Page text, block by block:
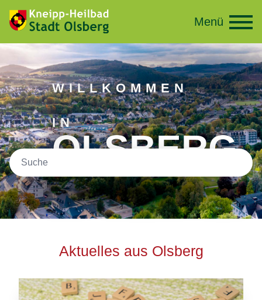
Menü
WILLKOMMEN
IN
OLSBERG
Aktuelles aus Olsberg